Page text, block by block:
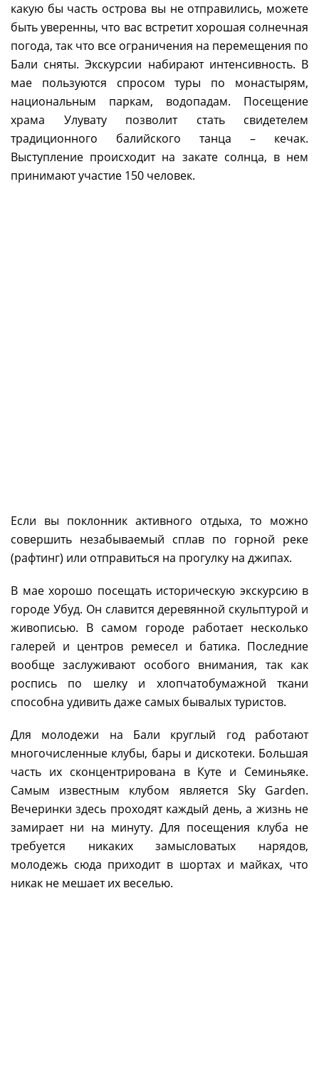
какую бы часть острова вы не отправились, можете
быть уверенны, что вас встретит хорошая солнечная
погода, так что все ограничения на перемещения по
Бали сняты. Экскурсии набирают интенсивность. В
мае пользуются спросом туры по монастырям,
национальным паркам, водопадам. Посещение
храма Улувату позволит стать свидетелем
традиционного балийского танца – кечак.
Выступление происходит на закате солнца, в нем
принимают участие 150 человек.
Если вы поклонник активного отдыха, то можно
совершить незабываемый сплав по горной реке
(рафтинг) или отправиться на прогулку на джипах.
В мае хорошо посещать историческую экскурсию в
городе Убуд. Он славится деревянной скульптурой и
живописью. В самом городе работает несколько
галерей и центров ремесел и батика. Последние
вообще заслуживают особого внимания, так как
роспись по шелку и хлопчатобумажной ткани
способна удивить даже самых бывалых туристов.
Для молодежи на Бали круглый год работают
многочисленные клубы, бары и дискотеки. Большая
часть их сконцентрирована в Куте и Семиньяке.
Самым известным клубом является Sky Garden.
Вечеринки здесь проходят каждый день, а жизнь не
замирает ни на минуту. Для посещения клуба не
требуется никаких замысловатых нарядов,
молодежь сюда приходит в шортах и майках, что
никак не мешает их веселью.